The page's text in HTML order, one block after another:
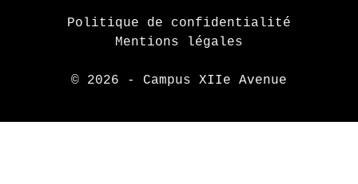
Politique de confidentialité
Mentions légales
© 2026 - Campus XIIe Avenue